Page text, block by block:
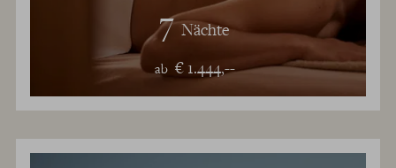
7 Nächte
ab € 1.444,--